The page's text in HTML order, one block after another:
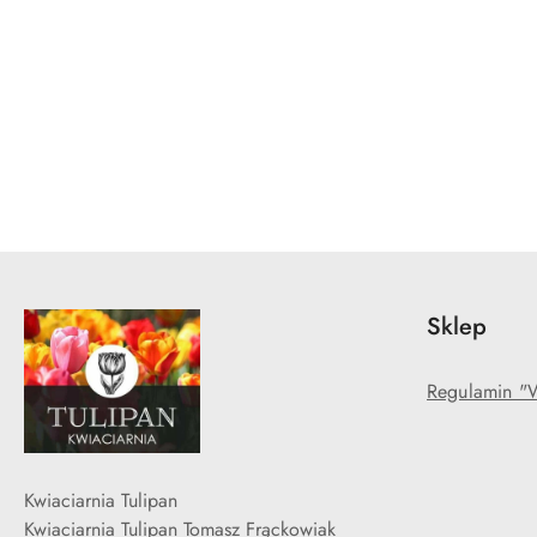
Kwiaciarnia Tulipan
Kwiaciarnia Tulipan Tomasz Frąckowiak
Sklep
Regulamin